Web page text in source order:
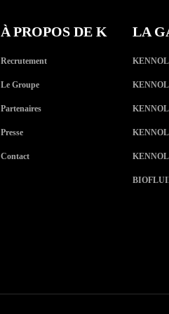
À PROPOS DE K
Recrutement
Le Groupe
Partenaires
Presse
Contact
LA